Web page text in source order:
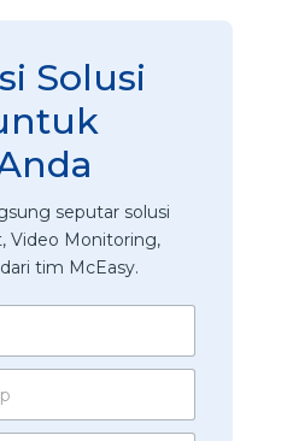
Solusi
seputar solusi
Video Monitoring,
tim McEasy.